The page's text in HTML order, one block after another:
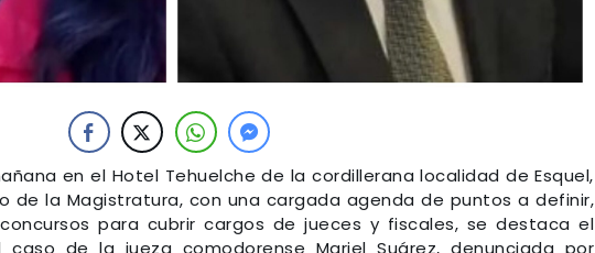
en el Hotel Tehuelche de la cordillerana localidad de Esquel,
de la Magistratura, con una cargada agenda de puntos a definir,
para cubrir cargos de jueces y fiscales, se destaca el
de la jueza comodorense Mariel Suárez, denunciada por